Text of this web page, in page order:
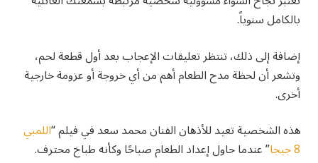
بالكامل سنوياً.
إضافة إلى ذلك، تنتظر تعليقات الإعجاب بعد أول قطعة لحم،
وتشعر أن لحظة مدح الطعام أهم من أي خروجة أو عزومة خارجية
أخرى.
هذه الشخصية تعيد للأذهان الفنان محمد سعد في فيلم “اللمبي
8 جيجا ” عندما حاول إعداد الطعام صباحًا وكأنه طباخ محترف.